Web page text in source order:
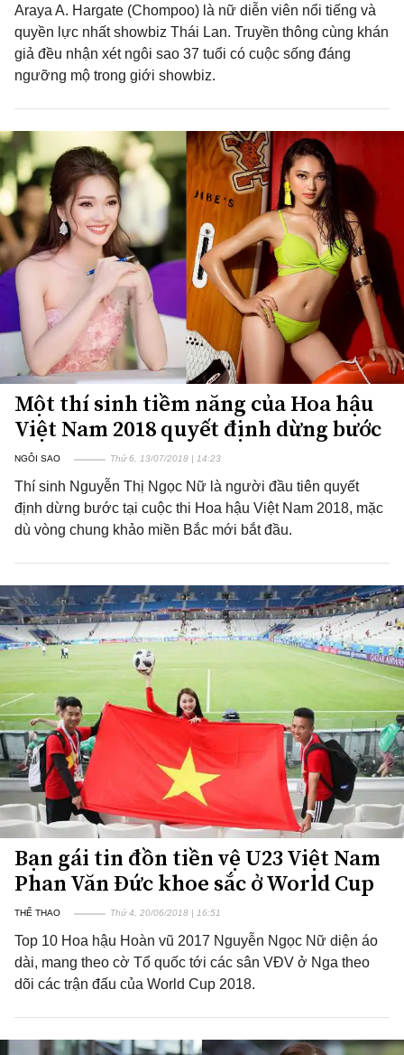
Araya A. Hargate (Chompoo) là nữ diễn viên nổi tiếng và
quyền lực nhất showbiz Thái Lan. Truyền thông cùng khán
giả đều nhận xét ngôi sao 37 tuổi có cuộc sống đáng
ngưỡng mộ trong giới showbiz.
Một thí sinh tiềm năng của Hoa hậu
Việt Nam 2018 quyết định dừng bước
NGÔI SAO Thứ 6, 13/07/2018 | 14:23
Thí sinh Nguyễn Thị Ngọc Nữ là người đầu tiên quyết
định dừng bước tại cuộc thi Hoa hậu Việt Nam 2018, mặc
dù vòng chung khảo miền Bắc mới bắt đầu.
Bạn gái tin đồn tiền vệ U23 Việt Nam
Phan Văn Đức khoe sắc ở World Cup
THỂ THAO Thứ 4, 20/06/2018 | 16:51
Top 10 Hoa hậu Hoàn vũ 2017 Nguyễn Ngọc Nữ diện áo
dài, mang theo cờ Tổ quốc tới các sân VĐV ở Nga theo
dõi các trận đấu của World Cup 2018.